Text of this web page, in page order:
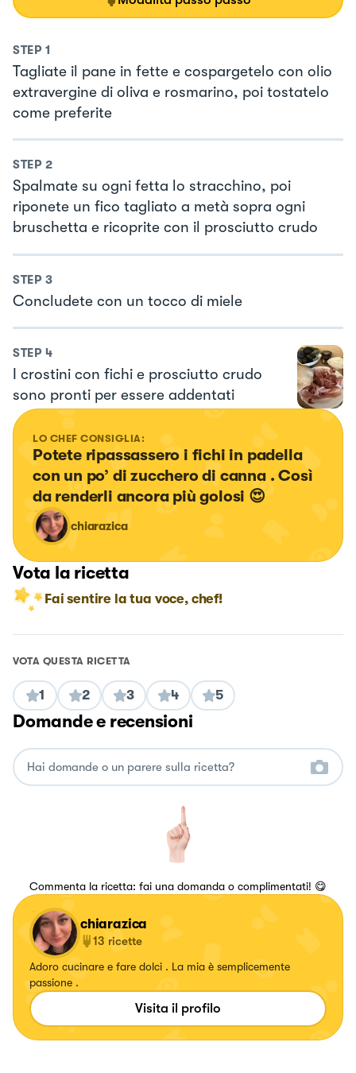
STEP 1
Tagliate il pane in fette e cospargetelo con olio
extravergine di oliva e rosmarino, poi tostatelo
come preferite
STEP 2
Spalmate su ogni fetta lo stracchino, poi
riponete un fico tagliato a metà sopra ogni
bruschetta e ricoprite con il prosciutto crudo
STEP 3
Concludete con un tocco di miele
STEP 4
I crostini con fichi e prosciutto crudo
sono pronti per essere addentati
LO CHEF CONSIGLIA:
Potete ripassassero i fichi in padella
con un po’ di zucchero di canna . Così
da renderli ancora più golosi 😍
chiarazica
Vota la ricetta
Fai sentire la tua voce, chef!
VOTA QUESTA RICETTA
1 2 3 4 5
Domande e recensioni
Commenta la ricetta: fai una domanda o complimentati! 😋
chiarazica
13 ricette
Adoro cucinare e fare dolci . La mia è semplicemente
passione .
Visita il profilo